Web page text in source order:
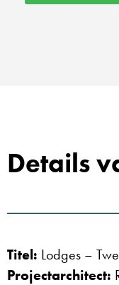
Details
Titel: Lodges –
Projectarchitect: